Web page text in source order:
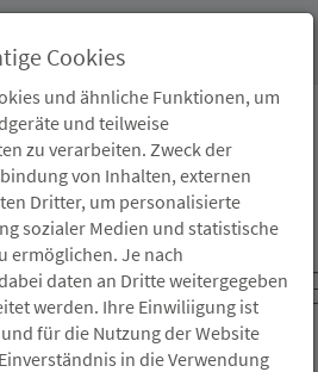
Cookies
und ähnliche Funktionen, um
und teilweise
zu verarbeiten. Zweck der
von Inhalten, externen
Dritter, um personalisierte
sozialer Medien und statistische
ermöglichen. Je nach
daten an Dritte weitergegeben
werden. Ihre Einwiliigung ist
für die Nutzung der Website
in die Verwendung